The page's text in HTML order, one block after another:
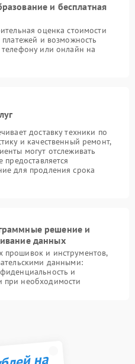
и бесплатная
оценка стоимости
платежей и возможность
или онлайн на
доставку техники по
и качественный ремонт,
могут отслеживать
предоставляется
для продления срока
решение и
данных
прошивок и инструментов,
данными:
и
при необходимости